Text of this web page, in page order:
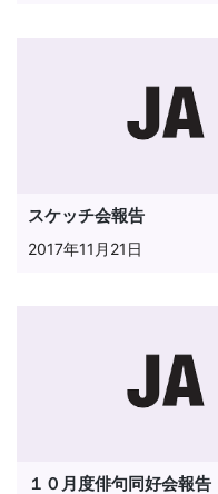
スケッチ会報告
2017年11月21日
１０月度俳句同好会報告